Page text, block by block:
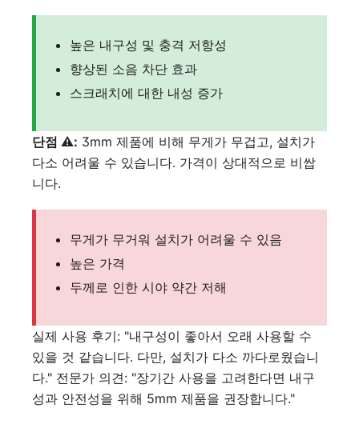
높은 내구성 및 충격 저항성
향상된 소음 차단 효과
스크래치에 대한 내성 증가
단점 ⚠️: 3mm 제품에 비해 무게가 무겁고, 설치가
다소 어려울 수 있습니다. 가격이 상대적으로 비쌉
니다.
무게가 무거워 설치가 어려울 수 있음
높은 가격
두께로 인한 시야 약간 저해
실제 사용 후기: "내구성이 좋아서 오래 사용할 수
있을 것 같습니다. 다만, 설치가 다소 까다로웠습니
다." 전문가 의견: "장기간 사용을 고려한다면 내구
성과 안전성을 위해 5mm 제품을 권장합니다."